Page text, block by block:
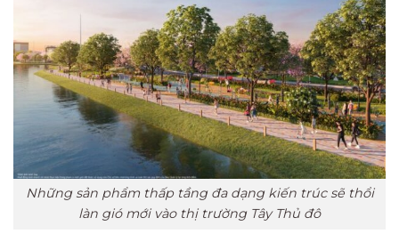
Những sản phẩm thấp tầng đa dạng kiến trúc sẽ thổi
làn gió mới vào thị trường Tây Thủ đô